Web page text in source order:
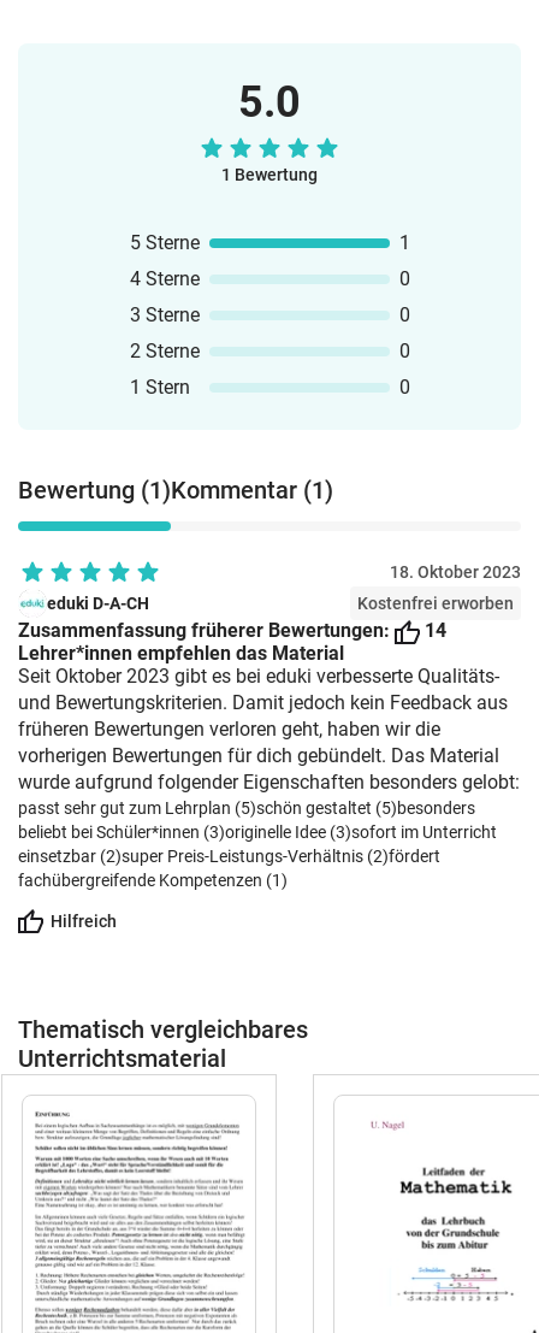
5.0
1 Bewertung
5 Sterne
1
4 Sterne
0
3 Sterne
0
2 Sterne
0
1 Stern
0
Bewertung (1)Kommentar (1)
18. Oktober 2023
eduki D-A-CH
Kostenfrei erworben
Zusammenfassung früherer Bewertungen:
14
Lehrer*innen empfehlen das Material
Seit Oktober 2023 gibt es bei eduki verbesserte Qualitäts-
und Bewertungskriterien. Damit jedoch kein Feedback aus
früheren Bewertungen verloren geht, haben wir die
vorherigen Bewertungen für dich gebündelt. Das Material
wurde aufgrund folgender Eigenschaften besonders gelobt:
passt sehr gut zum Lehrplan (5)schön gestaltet (5)besonders
beliebt bei Schüler*innen (3)originelle Idee (3)sofort im Unterricht
einsetzbar (2)super Preis-Leistungs-Verhältnis (2)fördert
fachübergreifende Kompetenzen (1)
Hilfreich
Thematisch vergleichbares
Unterrichtsmaterial